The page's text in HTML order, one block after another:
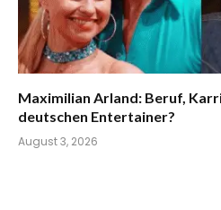
Maximilian Arland: Beruf,
deutschen Entertainer?
August 3, 2026